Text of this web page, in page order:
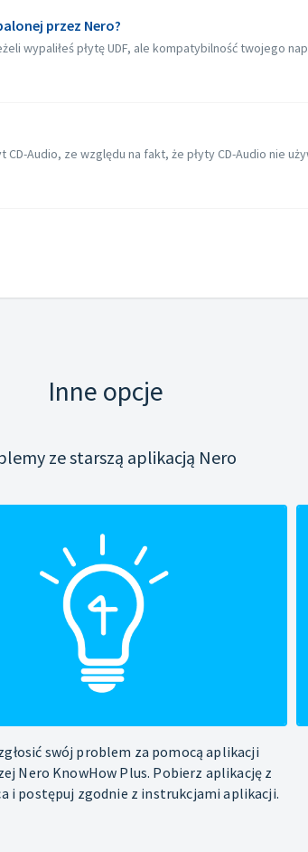
przez Nero?
wypaliłeś płytę UDF, ale kompatybilność twojego
Audio, ze względu na fakt, że płyty CD-Audio nie
Inne opcje
ze starszą aplikacją Nero
swój problem za pomocą aplikacji
Nero KnowHow Plus. Pobierz aplikację z
i postępuj zgodnie z instrukcjami aplikacji.